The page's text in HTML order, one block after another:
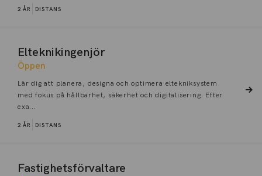
2 ÅR DISTANS
Elteknikingenjör
Öppen
Lär dig att planera, designa och optimera eltekniksystem
med fokus på hållbarhet, säkerhet och digitalisering. Efter
exa...
2 ÅR DISTANS
Fastighetsförvaltare